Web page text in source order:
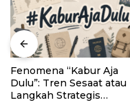
Fenomena “Kabur Aja
Dulu”: Tren Sesaat atau
Langkah Strategis